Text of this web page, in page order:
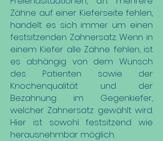
Zähne auf einer Kieferseite fehlen,
handelt es sich immer um einen
festsitzenden Zahnersatz. Wenn in
einem Kiefer alle Zähne fehlen, ist
es abhängig von dem Wunsch
des Patienten sowie der
Knochenqualität und der
Bezahnung im Gegenkiefer,
welcher Zahnersatz gewählt wird.
Hier ist sowohl festsitzend wie
herausnehmbar möglich.